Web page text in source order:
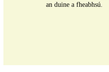
an duine a fheabhsú.